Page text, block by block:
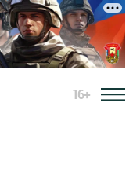
16+